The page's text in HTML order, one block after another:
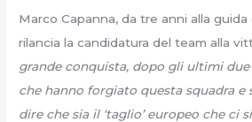
Marco Capanna, da tre anni alla guida
rilancia la candidatura del team alla
grande conquista, dopo gli ultimi
che hanno forgiato questa squadra e
dire che sia il ‘taglio’ europeo che ci